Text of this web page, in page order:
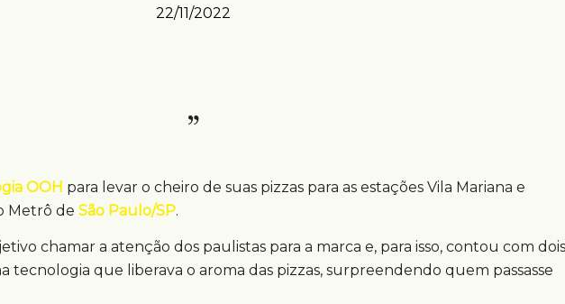
22/11/2022
OOH para levar o cheiro de suas pizzas para as estações Vila Mariana e
Metrô de São Paulo/SP.
chamar a atenção dos paulistas para a marca e, para isso, contou com dois
tecnologia que liberava o aroma das pizzas, surpreendendo quem passasse